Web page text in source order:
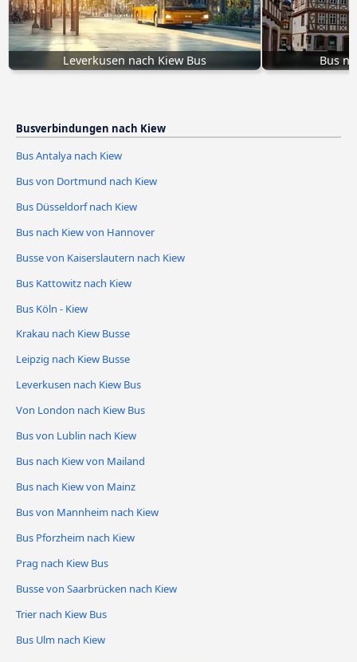
Leverkusen nach Kiew Bus Bus
Busverbindungen nach Kiew
Bus Antalya nach Kiew
Bus von Dortmund nach Kiew
Bus Düsseldorf nach Kiew
Bus nach Kiew von Hannover
Busse von Kaiserslautern nach Kiew
Bus Kattowitz nach Kiew
Bus Köln - Kiew
Krakau nach Kiew Busse
Leipzig nach Kiew Busse
Leverkusen nach Kiew Bus
Von London nach Kiew Bus
Bus von Lublin nach Kiew
Bus nach Kiew von Mailand
Bus nach Kiew von Mainz
Bus von Mannheim nach Kiew
Bus Pforzheim nach Kiew
Prag nach Kiew Bus
Busse von Saarbrücken nach Kiew
Trier nach Kiew Bus
Bus Ulm nach Kiew